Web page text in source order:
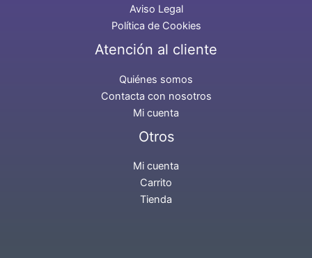
Aviso Legal
Política de Cookies
Atención al cliente
Quiénes somos
Contacta con nosotros
Mi cuenta
Otros
Mi cuenta
Carrito
Tienda